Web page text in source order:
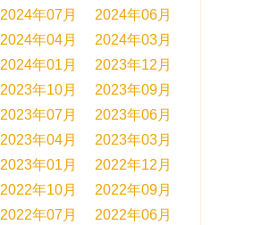
2024年07月
2024年06月
2024年04月
2024年03月
2024年01月
2023年12月
2023年10月
2023年09月
2023年07月
2023年06月
2023年04月
2023年03月
2023年01月
2022年12月
2022年10月
2022年09月
2022年07月
2022年06月